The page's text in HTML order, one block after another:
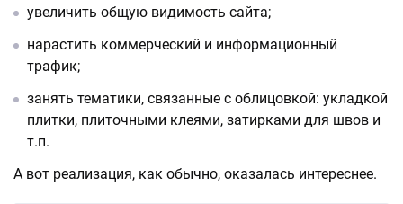
увеличить общую видимость сайта;
нарастить коммерческий и информационный
трафик;
занять тематики, связанные с облицовкой: укладкой
плитки, плиточными клеями, затирками для швов и
т.п.
А вот реализация, как обычно, оказалась интереснее.